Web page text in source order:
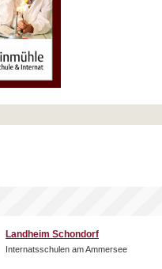
Landheim Schondorf
Internatsschulen am Ammersee